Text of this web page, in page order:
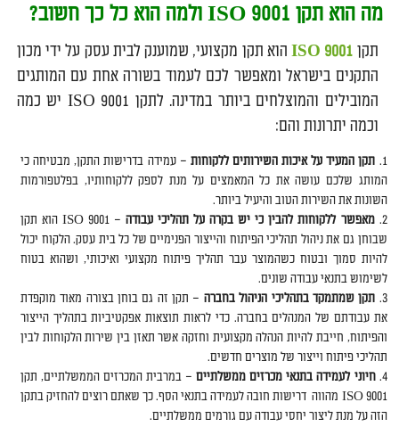
מה הוא תקן ISO 9001 ולמה הוא כל כך חשוב?
תקן ISO 9001 הוא תקן מקצועי, שמוענק לבית עסק על ידי מכון
התקנים בישראל ומאפשר לכם לעמוד בשורה אחת עם המותגים
המובילים והמוצלחים ביותר במדינה. לתקן ISO 9001 יש כמה
וכמה יתרונות והם:
תקן המעיד על איכות השירותים ללקוחות – עמידה בדרישות התקן, מבטיחה כי
המותג שלכם עושה את כל המאמצים על מנת לספק ללקוחותיו, בפלטפורמות
השונות את השירות הטוב והיעיל ביותר.
מאפשר ללקוחות להבין כי יש בקרה על תהליכי עבודה
– ISO 9001 הוא תקן
שבוחן גם את ניהול תהליכי הפיתוח והייצור הפנימיים של כל בית עסק. הלקוח יכול
להיות סמוך ובטוח כשהמוצר עבר תהליך פיתוח מקצועי ואיכותי, ושהוא בטוח
לשימוש בתנאי עבודה שונים.
תקן שמתמקד בתהליכי הניהול בחברה – תקן זה גם בוחן בצורה מאוד מוקפדת
את עבודתם של המנהלים בחברה. כדי לראות תוצאות אפקטיביות בתהליך הייצור
והפיתוח, חייבת להיות הנהלה מקצועית וחזקה אשר תאזן בין שירות הלקוחות לבין
תהליכי פיתוח וייצור של מוצרים חדשים.
חיוני לעמידה בתנאי מכרזים ממשלתיים– במרבית המכרזים הממשלתיים, תקן
ISO 9001 מהווה דרישות חובה לעמידה בתנאי הסף. כך שאתם רוצים להחזיק בתקן
הזה על מנת ליצור יחסי עבודה עם גורמים ממשלתיים.